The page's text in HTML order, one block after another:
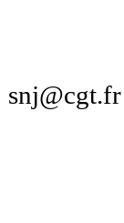
snj@cgt.fr